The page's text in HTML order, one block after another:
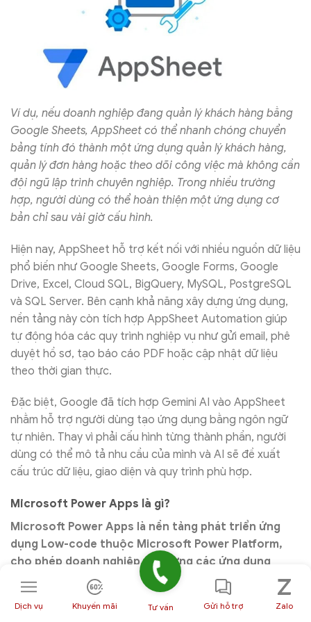
Ví dụ, nếu doanh nghiệp đang quản lý khách hàng bằng
Google Sheets, AppSheet có thể nhanh chóng chuyển
bảng tính đó thành một ứng dụng quản lý khách hàng,
quản lý đơn hàng hoặc theo dõi công việc mà không cần
đội ngũ lập trình chuyên nghiệp. Trong nhiều trường
hợp, người dùng có thể hoàn thiện một ứng dụng cơ
bản chỉ sau vài giờ cấu hình.
Hiện nay, AppSheet hỗ trợ kết nối với nhiều nguồn dữ liệu
phổ biến như Google Sheets, Google Forms, Google
Drive, Excel, Cloud SQL, BigQuery, MySQL, PostgreSQL
và SQL Server. Bên cạnh khả năng xây dựng ứng dụng,
nền tảng này còn tích hợp AppSheet Automation giúp
tự động hóa các quy trình nghiệp vụ như gửi email, phê
duyệt hồ sơ, tạo báo cáo PDF hoặc cập nhật dữ liệu
theo thời gian thực.
Đặc biệt, Google đã tích hợp Gemini AI vào AppSheet
nhằm hỗ trợ người dùng tạo ứng dụng bằng ngôn ngữ
tự nhiên. Thay vì phải cấu hình từng thành phần, người
dùng có thể mô tả nhu cầu của mình và AI sẽ đề xuất
cấu trúc dữ liệu, giao diện và quy trình phù hợp.
Microsoft Power Apps là gì?
Microsoft Power Apps là nền tảng phát triển ứng
dụng Low-code thuộc Microsoft Power Platform,
cho phép doanh nghiệp xây dựng các ứng dụng
phục vụ quản lý vận hành, số hóa quy trình và kết
nối dữ liệu mà không cần phát triển phần mềm theo
phương pháp truyền thống. Power Apps giúp doanh
Dịch vụ Khuyến mãi Tư vấn Gửi hỗ trợ Zalo